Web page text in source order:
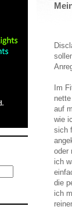
Im
auf
wie
sich
oder
ich
die
ich